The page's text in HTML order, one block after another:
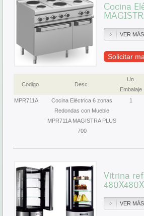
Cocina
VER
Solicitar
Codigo Desc.
Un.
Embalaje
MPR711A
Cocina Eléctrica 6 zonas
Redondas con Mueble
MPR711A MAGISTRA PLUS
700
1
Vitrina
VER